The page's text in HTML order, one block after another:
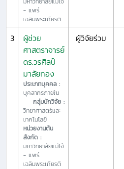
- แพร่
เฉลิมพระเกียรติ
3
ผู้ช่วย
ศาสตราจารย์
ดร.วรศิลป์
มาลัยทอง
ประเภทบุคคล :
บุคลากรภายใน
กลุ่มนักวิจัย :
วิทยาศาสตร์และ
เทคโนโลยี
หน่วยงานต้น
สังกัด :
มหาวิทยาลัยแม่โจ้
- แพร่
เฉลิมพระเกียรติ
ผู้วิจัยร่วม